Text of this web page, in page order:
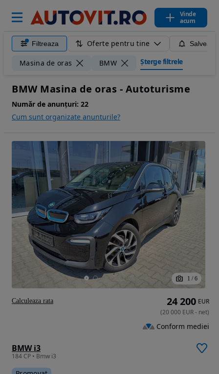
Vinde
acum
Filtreaza Oferte pentru tine
Masina de oras BMW Șterge filtrele
BMW Masina de oras - Autoturisme
Număr de anunțuri: 22
Cum sunt organizate anunturile?
1 / 6
BMW i3
184 CP • Bmw i3
24 200 EUR
(20 000 EUR- net)
Conform mediei
Calculeaza rata